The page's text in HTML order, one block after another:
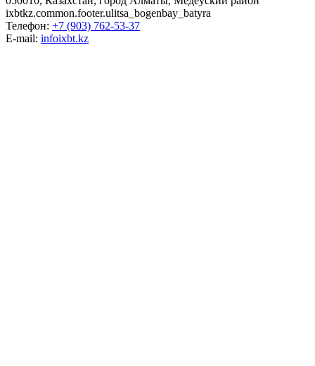
ixbtkz.common.footer.ulitsa_bogenbay_batyra
Телефон: +7 (903) 762-53-37
E-mail: infoixbt.kz